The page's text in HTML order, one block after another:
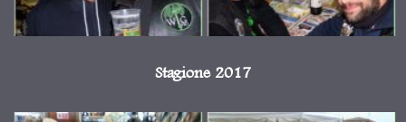
Stagione 2017